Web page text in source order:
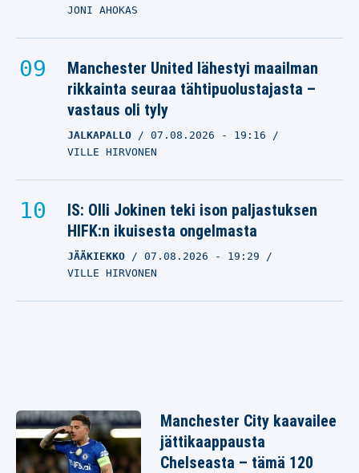
JONI AHOKAS
Manchester United lähestyi maailman
rikkainta seuraa tähtipuolustajasta –
vastaus oli tyly
JALKAPALLO 07.08.2026 - 19:16
VILLE HIRVONEN
IS: Olli Jokinen teki ison paljastuksen
HIFK:n ikuisesta ongelmasta
JÄÄKIEKKO 07.08.2026 - 19:29
VILLE HIRVONEN
Manchester City kaavailee
jättikaappausta
Chelseasta – tämä 120